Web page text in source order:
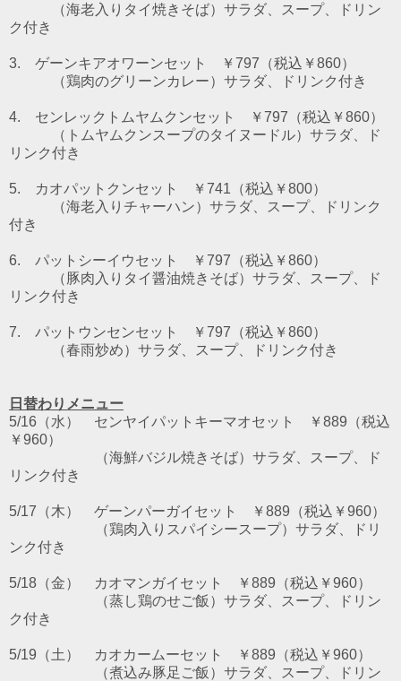
（海老入りタイ焼きそば） サラダ、スープ、ドリン
ク付き
3. ゲーンキアオワーンセット ￥797（税込￥860）
（鶏肉のグリーンカレー） サラダ、ドリンク付き
4. センレックトムヤムクンセット ￥797（税込￥860）
（トムヤムクンスープのタイヌードル） サラダ、ド
リンク付き
5. カオパットクンセット ￥741（税込￥800）
（海老入りチャーハン）サラダ、スープ、ドリンク
付き
6. パットシーイウセット ￥797（税込￥860）
（豚肉入りタイ醤油焼きそば）サラダ、スープ、ド
リンク付き
7. パットウンセンセット ￥797（税込￥860）
（春雨炒め）サラダ、スープ、ドリンク付き
日替わりメニュー
5/16（水） センヤイパットキーマオセット ￥889（税込
￥960）
（海鮮バジル焼きそば）サラダ、スープ、ド
リンク付き
5/17（木） ゲーンパーガイセット ￥889（税込￥960）
（鶏肉入りスパイシースープ）サラダ、ドリ
ンク付き
5/18（金） カオマンガイセット ￥889（税込￥960）
（蒸し鶏のせご飯）サラダ、スープ、ドリン
ク付き
5/19（土） カオカームーセット ￥889（税込￥960）
（煮込み豚足ご飯）サラダ、スープ、ドリン